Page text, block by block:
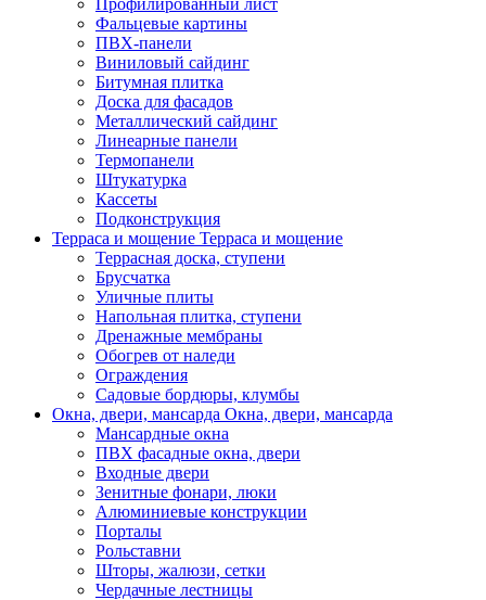
Профилированный лист
Фальцевые картины
ПВХ-панели
Виниловый сайдинг
Битумная плитка
Доска для фасадов
Металлический сайдинг
Линеарные панели
Термопанели
Штукатурка
Кассеты
Подконструкция
Терраса и мощение Терраса и мощение
Террасная доска, ступени
Брусчатка
Уличные плиты
Напольная плитка, ступени
Дренажные мембраны
Обогрев от наледи
Ограждения
Садовые бордюры, клумбы
Окна, двери, мансарда Окна, двери, мансарда
Мансардные окна
ПВХ фасадные окна, двери
Входные двери
Зенитные фонари, люки
Алюминиевые конструкции
Порталы
Рольставни
Шторы, жалюзи, сетки
Чердачные лестницы